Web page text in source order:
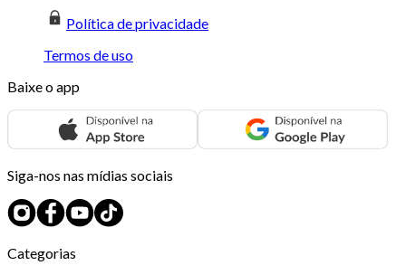
Política de privacidade
Termos de uso
Baixe o app
Siga-nos nas mídias sociais
Categorias